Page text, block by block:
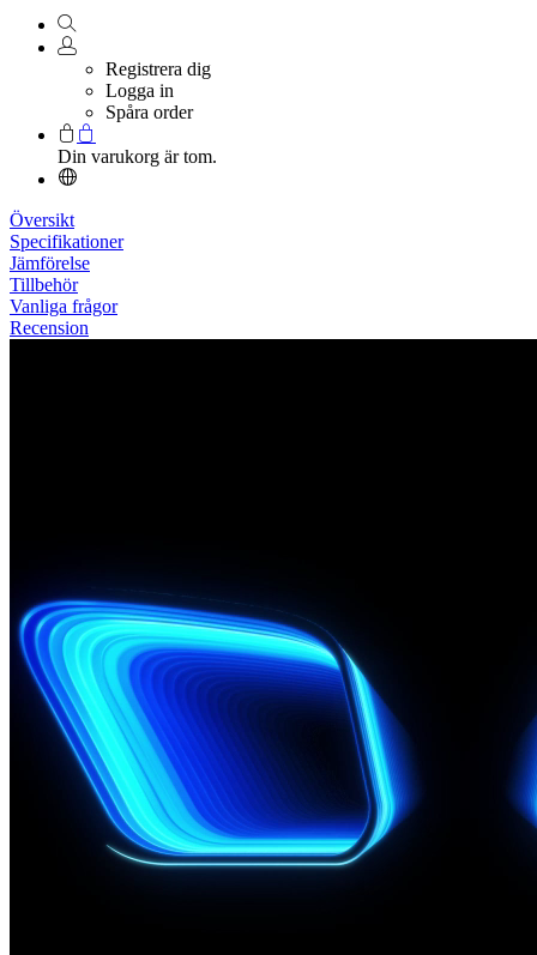
Registrera dig
Logga in
Spåra order
Din varukorg är tom.
Översikt
Specifikationer
Jämförelse
Tillbehör
Vanliga frågor
Recension